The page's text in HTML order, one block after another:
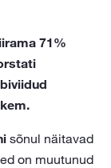
71%
sõnul näitavad
on muutunud